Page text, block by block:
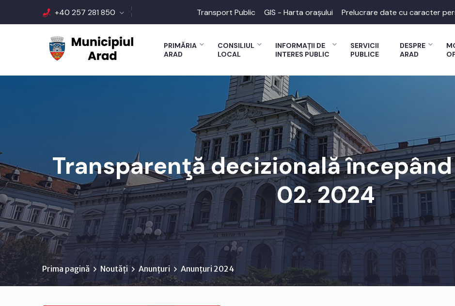
+40 257 281 850 Transport Public GIS - Harta orașului Prelucrare date cu caracter
PRIMĂRIA
ARAD
CONSILIUL
LOCAL
INFORMAȚII DE
INTERES PUBLIC
SERVICII
PUBLICE
DESPRE
ARAD
Transparenţă decizională începând
02. 2024
Prima pagină Noutăți Anunțuri Anunțuri 2024